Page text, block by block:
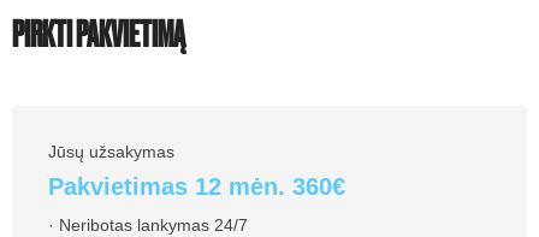
PIRKTI PAKVIETIMĄ
Jūsų užsakymas
Pakvietimas 12 mėn. 360€
· Neribotas lankymas 24/7